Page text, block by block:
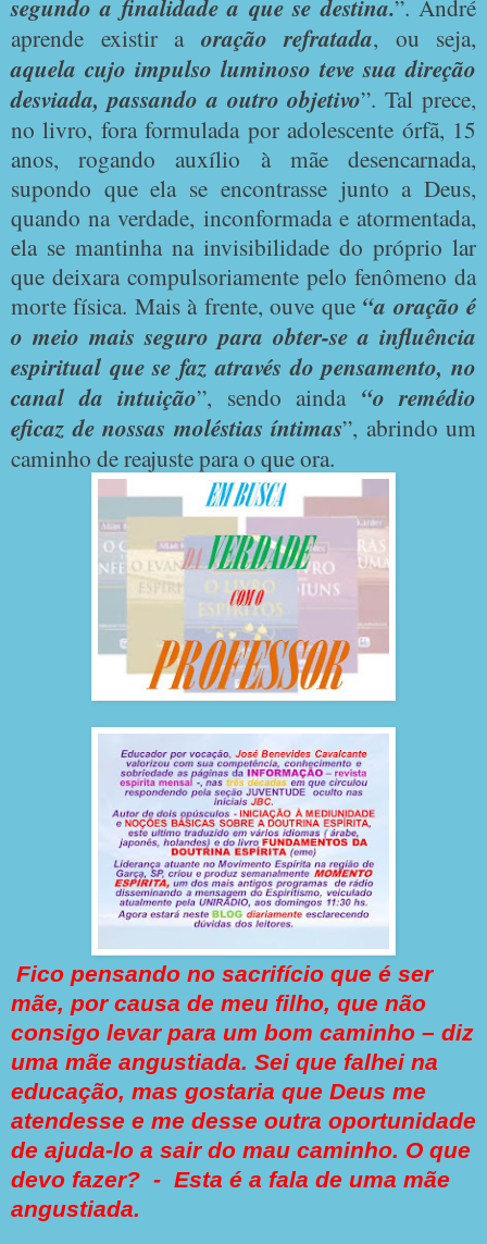
segundo a finalidade a que se destina.”. André
aprende existir a oração refratada, ou seja,
aquela cujo impulso luminoso teve sua direção
desviada, passando a outro objetivo”. Tal prece,
no livro, fora formulada por adolescente órfã, 15
anos, rogando auxílio à mãe desencarnada,
supondo que ela se encontrasse junto a Deus,
quando na verdade, inconformada e atormentada,
ela se mantinha na invisibilidade do próprio lar
que deixara compulsoriamente pelo fenômeno da
morte física. Mais à frente, ouve que “a oração é
o meio mais seguro para obter-se a influência
espiritual que se faz através do pensamento, no
canal da intuição”, sendo ainda “o remédio
eficaz de nossas moléstias íntimas”, abrindo um
caminho de reajuste para o que ora.
Fico pensando no sacrifício que é ser
mãe, por causa de meu filho, que não
consigo levar para um bom caminho – diz
uma mãe angustiada. Sei que falhei na
educação, mas gostaria que Deus me
atendesse e me desse outra oportunidade
de ajuda-lo a sair do mau caminho. O que
devo fazer? - Esta é a fala de uma mãe
angustiada.